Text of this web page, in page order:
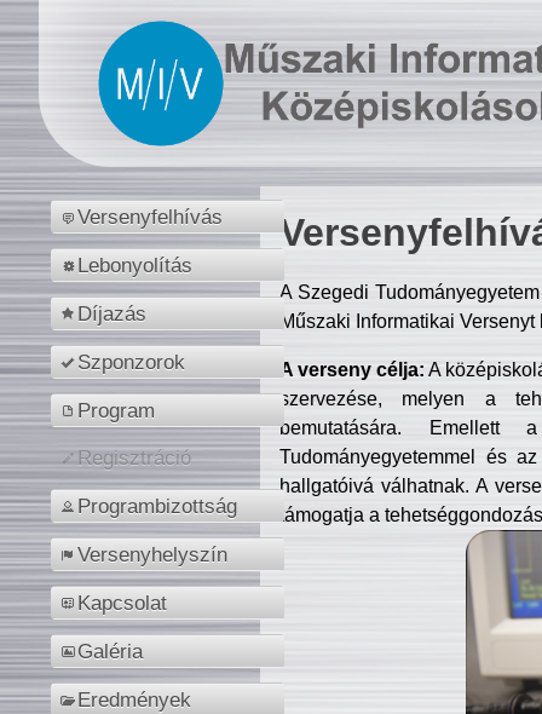
Versenyfelhívás
Lebonyolítás
Díjazás
Szponzorok
Program
Regisztráció
Programbizottság
Versenyhelyszín
Kapcsolat
Galéria
Eredmények
A Szegedi
Műszaki Informatikai
A verseny célja: A
szervezése, melyen a
bemutatására. Emellett
Tudományegyetemmel és
hallgatóivá válhatnak. A
támogatja a